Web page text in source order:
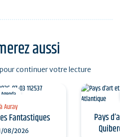
aussi
continuer votre lecture
Agenda
à Auray
Fantastiques
08/2026
Pays